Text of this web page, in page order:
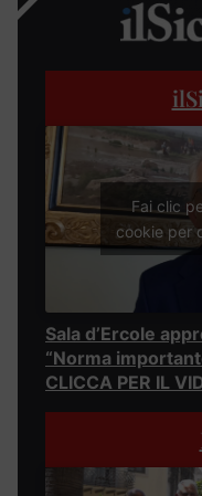
Fai clic
cookie per
Sala d’Ercole
“Norma
CLICCA PER IL